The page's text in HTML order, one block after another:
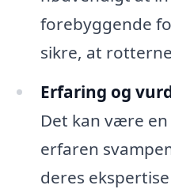
forebyggende
sikre, at
Erfaring og
Det kan være
erfaren
deres